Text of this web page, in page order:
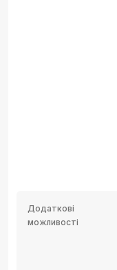
Додаткові
можливості